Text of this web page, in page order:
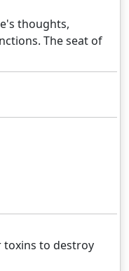
thoughts,
The seat of
toxins to destroy